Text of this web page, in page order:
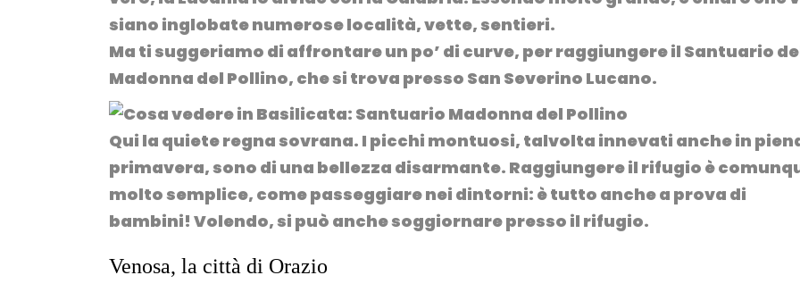
siano inglobate numerose località, vette, sentieri.
Ma ti suggeriamo di affrontare un po’ di curve, per raggiungere il Santuario
Madonna del Pollino, che si trova presso San Severino Lucano.
Qui la quiete regna sovrana. I picchi montuosi, talvolta innevati anche in
primavera, sono di una bellezza disarmante. Raggiungere il rifugio è
molto semplice, come passeggiare nei dintorni: è tutto anchea prova di
bambini! Volendo, si può anche soggiornare presso il rifugio.
Venosa, la città di Orazio